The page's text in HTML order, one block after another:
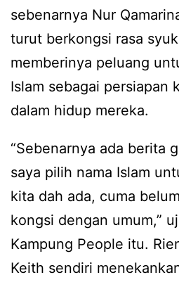
sebenarnya Nur
turut berkongsi rasa
memberinya peluang
Islam sebagai persiapan
dalam hidup mereka.
“Sebenarnya ada berita
saya pilih nama Islam
kita dah ada, cuma
kongsi dengan umum,”
Kampung People itu.
Keith sendiri